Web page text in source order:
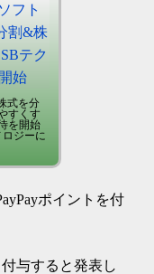
フト
割&株
テク
始
式を分
すくす
を開始
ジーに
ポイントを付
与すると発表し